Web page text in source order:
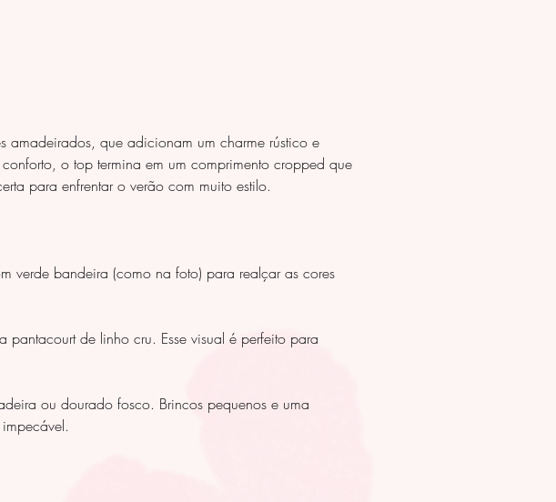
amadeirados, que adicionam um charme rústico e
o top termina em um comprimento cropped que
para enfrentar o verão com muito estilo.
verde bandeira (como na foto) para realçar as cores
de linho cru. Esse visual é perfeito para
ou dourado fosco. Brincos pequenos e uma